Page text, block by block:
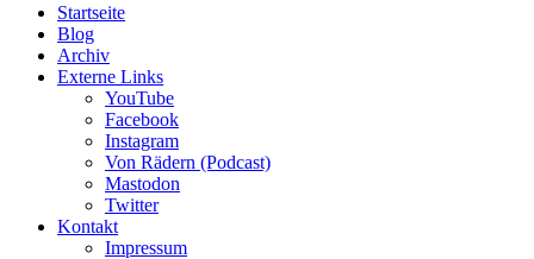
Startseite
Blog
Archiv
Externe Links
YouTube
Facebook
Instagram
Von Rädern (Podcast)
Mastodon
Twitter
Kontakt
Impressum